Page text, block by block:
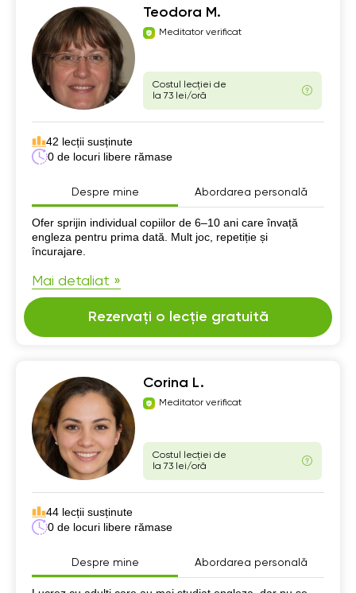
Teodora M.
Meditator verificat
Costul lecției de
la 73 lei/oră
42 lecții susținute
0 de locuri libere rămase
Despre mine Abordarea personală
Despre mine
Ofer sprijin individual copiilor de 6–10 ani care învață
engleza pentru prima dată. Mult joc, repetiție și
încurajare.
Mai detaliat »
Rezervați o lecție gratuită
Corina L.
Meditator verificat
Costul lecției de
la 73 lei/oră
44 lecții susținute
0 de locuri libere rămase
Despre mine Abordarea personală